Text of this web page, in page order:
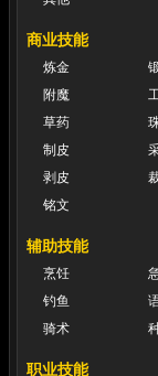
商业技能
炼金
附魔
草药
制皮
剥皮
铭文
辅助技能
烹饪
钓鱼
骑术
职业技能